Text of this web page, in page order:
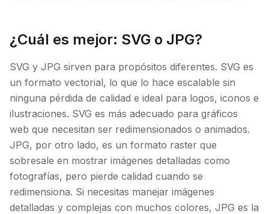
¿Cuál es mejor: SVG o JPG?
SVG y JPG sirven para propósitos diferentes. SVG es
un formato vectorial, lo que lo hace escalable sin
ninguna pérdida de calidad e ideal para logos, iconos e
ilustraciones. SVG es más adecuado para gráficos
web que necesitan ser redimensionados o animados.
JPG, por otro lado, es un formato raster que
sobresale en mostrar imágenes detalladas como
fotografías, pero pierde calidad cuando se
redimensiona. Si necesitas manejar imágenes
detalladas y complejas con muchos colores, JPG es la